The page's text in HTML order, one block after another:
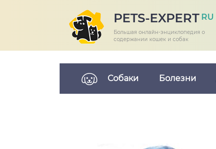
PETS-EXPERT RU
Большая онлайн-энциклопедия о
содержании кошек и собак
Собаки Болезни